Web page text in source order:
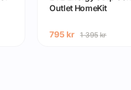
Outlet HomeKit
795 kr 1 395kr